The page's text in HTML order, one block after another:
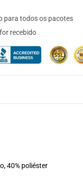
para todos os pacotes
recebido
40% poliéster